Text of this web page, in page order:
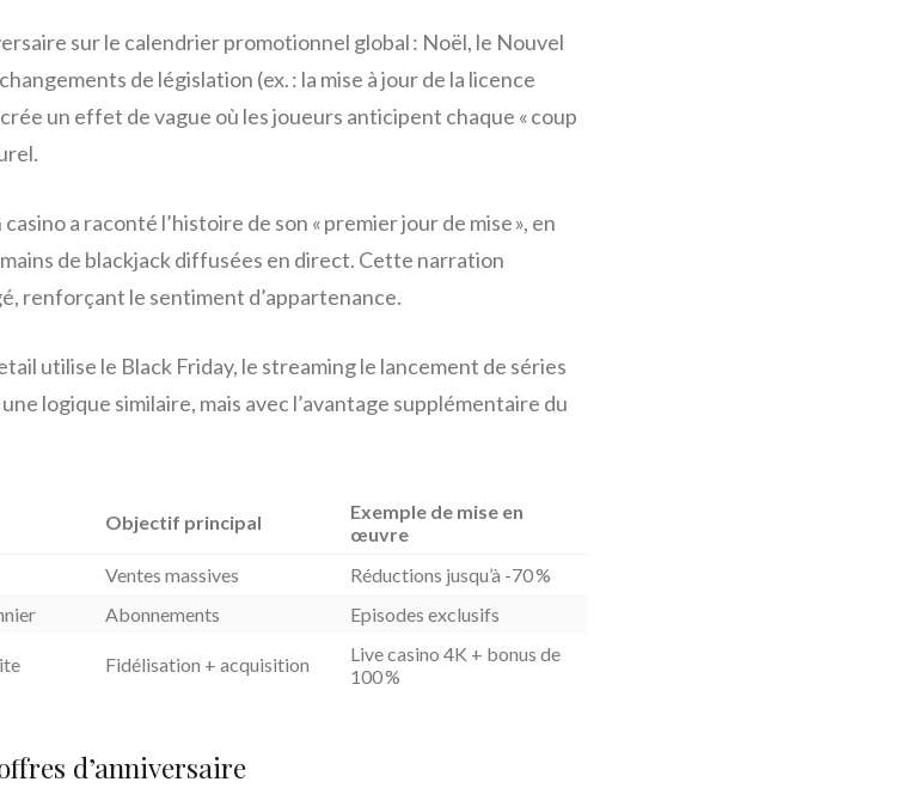
sur le calendrier promotionnel global : Noël, le Nouvel
de législation (ex. : la mise à jour de la licence
un effet de vague où les joueurs anticipent chaque « coup
a raconté l’histoire de son « premier jour de mise », en
de blackjack diffusées en direct. Cette narration
renforçant le sentiment d’appartenance.
utilise le Black Friday, le streaming le lancement de séries
logique similaire, mais avec l’avantage supplémentaire du
Objectif principal
Exemple de mise en
œuvre
Ventes massives
Réductions jusqu’à -70 %
Abonnements Episodes exclusifs
Fidélisation + acquisition
Live casino 4K + bonus de
100 %
d’anniversaire